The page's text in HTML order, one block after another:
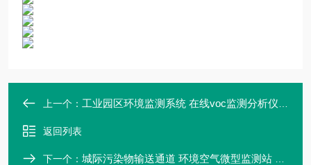
上一个： 工业园区环境监测系统 在线voc监测分析仪设备
返回列表
下一个： 城际污染物输送通道 环境空气微型监测站 气体在线分析仪